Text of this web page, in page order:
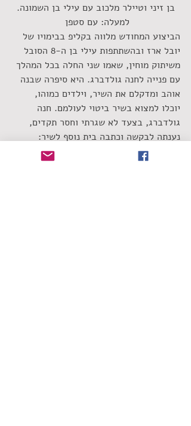
בן זיני וטיילר מלכוב עם עילי בן השמונה.
למעלה: עם סטפן
הביצוע המחודש מלווה בקליפ בבימויו של
יובל ארז ובהשתתפות עילי בן ה-8 הסובל
משיתוק מוחין, שאמו שני החלה בכל המהלך
עם פנייה לחנה גולדברג. היא סיפרה שבנה
אוהב ומדקלם את השיר, וילדים כמוהו,
יוכלו למצוא בשיר ביטוי לעולמם. חנה
גולדברג, בצעד לא שגרתי וחסר תקדים,
נענתה לבקשה וכתבה בית נוסף לשיר:
"יש לי חבר על כיסא גלגלים,